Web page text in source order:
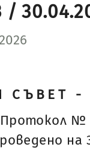
СЪВЕТ -
№
на